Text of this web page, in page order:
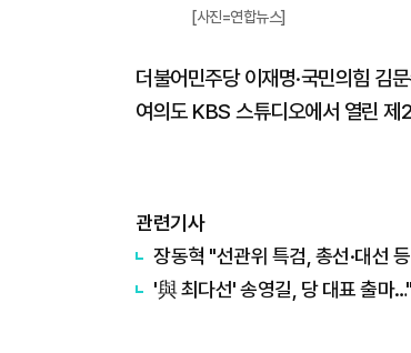
[사진=연합뉴스]
더불어민주당 이재명·국민의힘 김
여의도 KBS 스튜디오에서 열린 제
관련기사
장동혁 "선관위 특검, 총선·대선
'與 최다선' 송영길, 당 대표 출마